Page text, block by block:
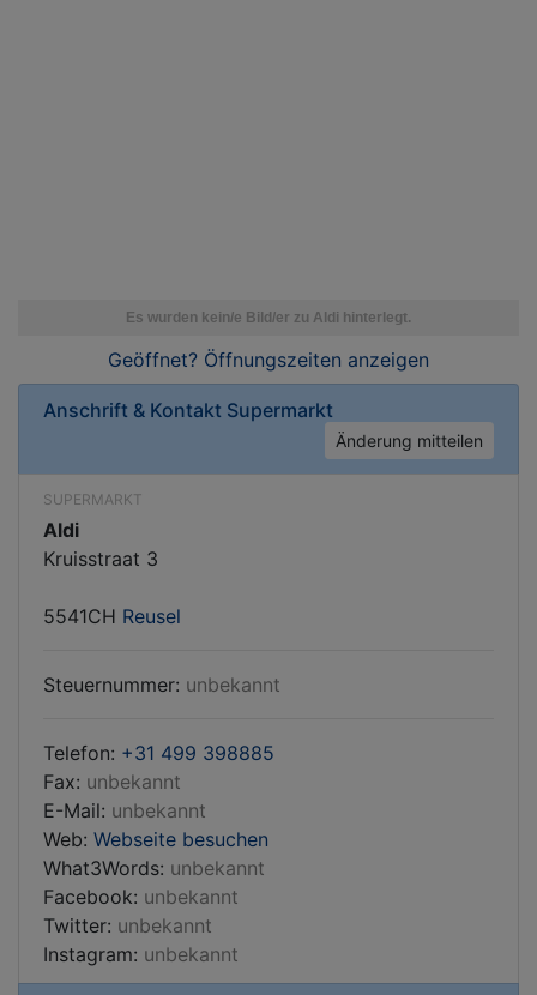
Geöffnet? Öffnungszeiten anzeigen
Anschrift & Kontakt Supermarkt
Änderung mitteilen
SUPERMARKT
Aldi
Kruisstraat 3
5541CH Reusel
Steuernummer: unbekannt
Telefon: +31 499 398885
Fax: unbekannt
E-Mail: unbekannt
Web: Webseite besuchen
What3Words: unbekannt
Facebook: unbekannt
Twitter: unbekannt
Instagram: unbekannt